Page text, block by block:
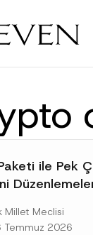
ile Pek
Millet Meclisi
Temmuz 2026